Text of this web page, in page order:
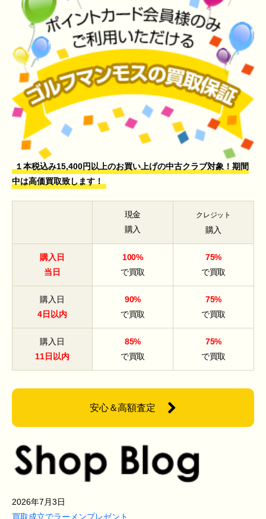
１本税込み15,400円以上のお買い上げの中古クラブ対象！期間
中は高価買取致します！
現金
購入
クレジット
購入
購入日
当日
100%
で買取
75%
で買取
購入日
4日以内
90%
で買取
75%
で買取
購入日
11日以内
85%
で買取
75%
で買取
安心＆高額査定
2026年7月3日
買取成立でラーメンプレゼント…